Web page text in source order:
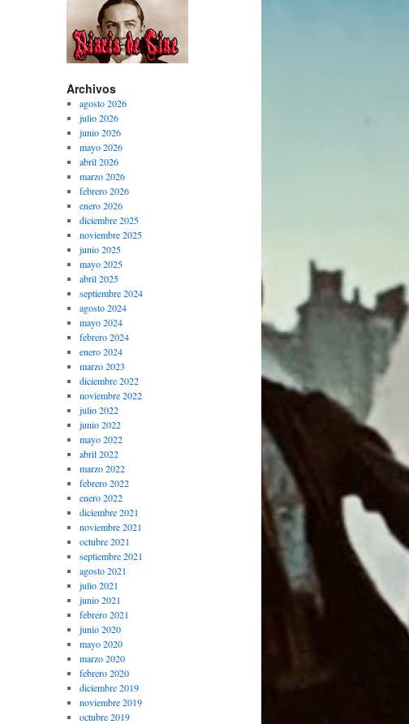
Archivos
agosto 2026
julio 2026
junio 2026
mayo 2026
abril 2026
marzo 2026
febrero 2026
enero 2026
diciembre 2025
noviembre 2025
junio 2025
mayo 2025
abril 2025
septiembre 2024
agosto 2024
mayo 2024
febrero 2024
enero 2024
marzo 2023
diciembre 2022
noviembre 2022
julio 2022
junio 2022
mayo 2022
abril 2022
marzo 2022
febrero 2022
enero 2022
diciembre 2021
noviembre 2021
octubre 2021
septiembre 2021
agosto 2021
julio 2021
junio 2021
febrero 2021
junio 2020
mayo 2020
marzo 2020
febrero 2020
diciembre 2019
noviembre 2019
octubre 2019